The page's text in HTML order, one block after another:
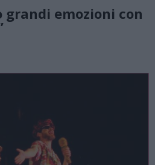
grandi emozioni con